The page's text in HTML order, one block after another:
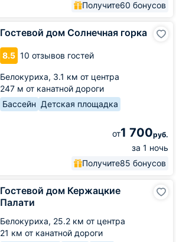
Получите60 бонусов
Гостевой дом Солнечная горка
8.5 10 отзывов гостей
Белокуриха, 3.1 км от центра
247 м от канатной дороги
Бассейн Детская площадка
от1 700руб.
за 1 ночь
Получите85 бонусов
Гостевой дом Кержацкие
Палати
Белокуриха, 25.2 км от центра
21 км от канатной дороги